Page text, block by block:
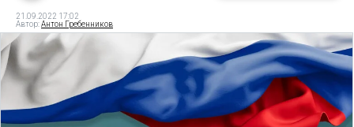
21.09.2022 17:02
Автор:Антон Гребенников